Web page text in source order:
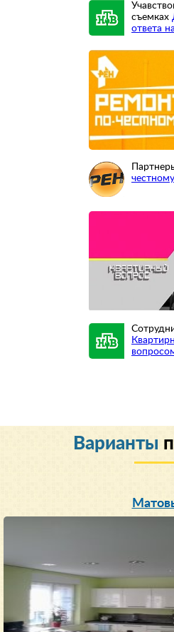
съемках
ответа
честному
Варианты